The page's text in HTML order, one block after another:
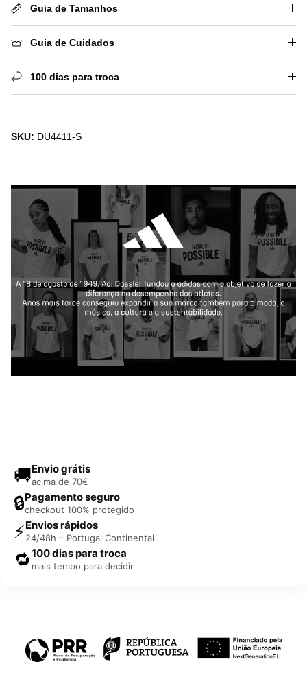
Guia de Tamanhos
Guia de Cuidados
100 dias para troca
SKU: DU4411-S
🚚Envio grátis
acima de 70€
🔒Pagamento seguro
checkout 100% protegido
⚡Envios rápidos
24/48h – Portugal Continental
🔁100 dias para troca
mais tempo para decidir